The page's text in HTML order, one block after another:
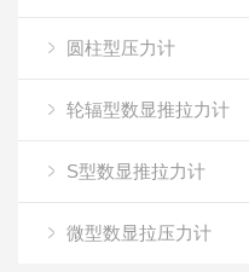
圆柱型压力计
轮辐型数显推拉力计
S型数显推拉力计
微型数显拉压力计